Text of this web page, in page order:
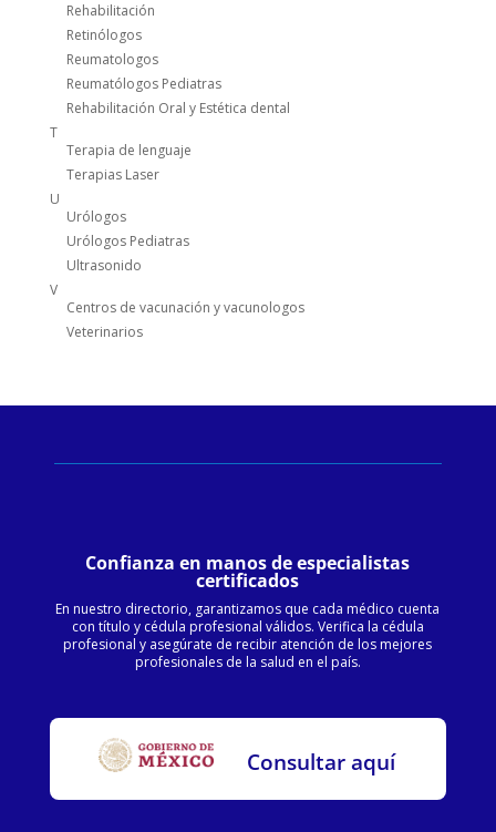
Rehabilitación
Retinólogos
Reumatologos
Reumatólogos Pediatras
Rehabilitación Oral y Estética dental
T
Terapia de lenguaje
Terapias Laser
U
Urólogos
Urólogos Pediatras
Ultrasonido
V
Centros de vacunación y vacunologos
Veterinarios
Confianza en manos de especialistas
certificados
En nuestro directorio, garantizamos que cada médico cuenta
con título y cédula profesional válidos. Verifica la cédula
profesional y asegúrate de recibir atención de los mejores
profesionales de la salud en el país.
Consultar aquí